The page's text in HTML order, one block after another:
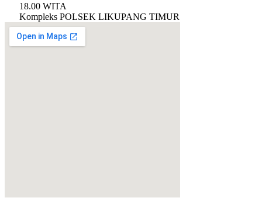
18.00 WITA
Kompleks POLSEK LIKUPANG TIMUR